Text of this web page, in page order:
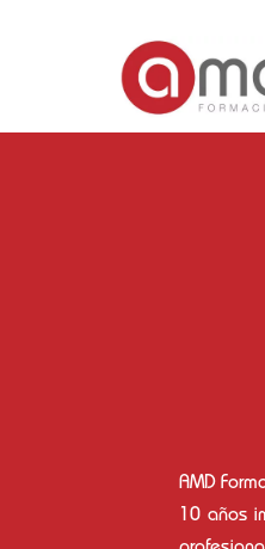
AMD
10 años